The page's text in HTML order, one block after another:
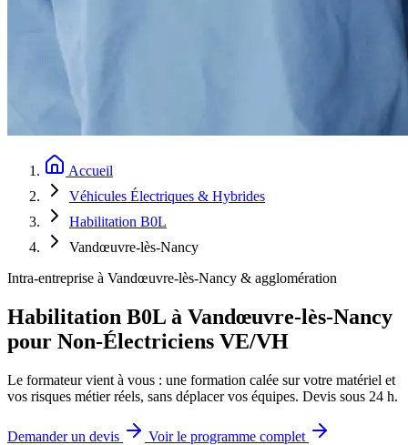
Accueil
Véhicules Électriques & Hybrides
Habilitation B0L
Vandœuvre-lès-Nancy
Intra-entreprise à Vandœuvre-lès-Nancy & agglomération
Habilitation B0L à Vandœuvre-lès-Nancy
pour Non-Électriciens VE/VH
Le formateur vient à vous : une formation calée sur votre matériel et
vos risques métier réels, sans déplacer vos équipes. Devis sous 24 h.
Demander un devis
Voir le programme complet